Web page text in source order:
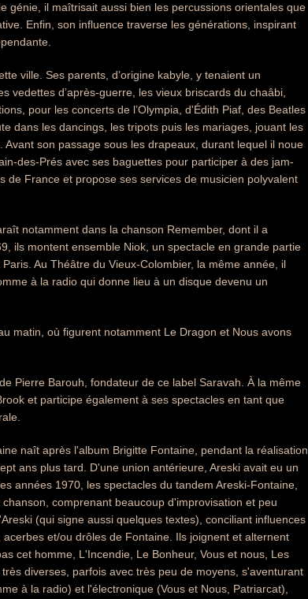
génie, il maîtrisait aussi bien les percussions orientales que
Enfin, son influence traverse les générations, inspirant
ville. Ses parents, d’origine kabyle, y tenaient un
vedettes d’après-guerre, les vieux briscards du chaâbi,
pour les concerts de l’Olympia, d'Édith Piaf, des Beatles
dans les dancings, les tripots puis les mariages, jouant les
son passage sous les drapeaux, durant lequel il noue
des-Prés avec ses baguettes pour participer à des jam-
France et propose ses services de musicien polyvalent
notamment dans la chanson Remember, dont il a
ils montent ensemble Niok, un spectacle en grande partie
Au Théâtre du Vieux-Colombier, la même année, il
à la radio qui donne lieu à un disque devenu un
matin, où figurent notamment Le Dragon et Nous avons
Pierre Barouh, fondateur de ce label Saravah. À la même
et participe également à ses spectacles en tant que
naît après l'album Brigitte Fontaine, pendant la réalisation
ans plus tard. D'une union antérieure, Areski avait eu un
années 1970, les spectacles du tandem Areski-Fontaine,
comprenant beaucoup d'improvisation et peu
(qui signe aussi quelques textes), conciliant influences
et/ou drôles de Fontaine. Ils joignent et alternent
cet homme, L'Incendie, Le Bonheur, Vous et nous, Les
diverses, parfois avec très peu de moyens, s'aventurant
à la radio) et l'électronique (Vous et Nous, Patriarcat),